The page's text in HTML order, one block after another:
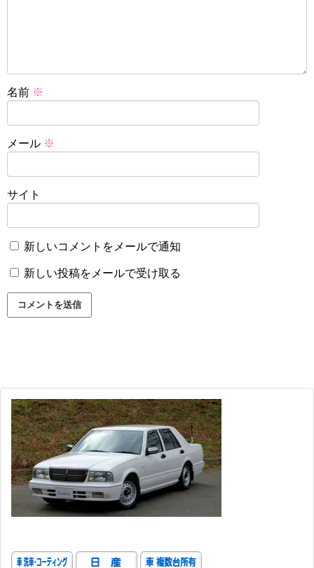
名前 ※
メール ※
サイト
新しいコメントをメールで通知
新しい投稿をメールで受け取る